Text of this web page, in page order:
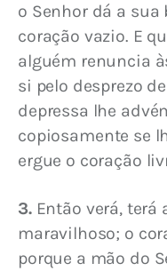
o Senhor dá a
coração vazio. E
alguém renuncia
si pelo desprezo
depressa lhe
copiosamente se
ergue o coração
3. Então verá, terá
maravilhoso; o
porque a mão do